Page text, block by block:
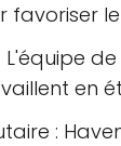
favoriser
en
: